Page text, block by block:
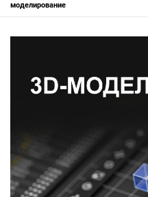
моделирование